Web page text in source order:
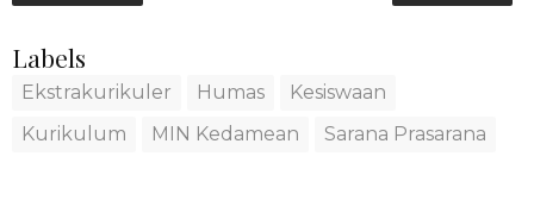
Labels
Ekstrakurikuler Humas
Kesiswaan
Kurikulum
MIN Kedamean Sarana Prasarana